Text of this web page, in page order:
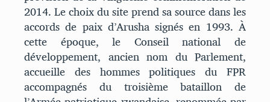
2014. Le choix du site prend sa source dans les
accords de paix d’Arusha signés en 1993. À
cette époque, le Conseil national de
développement, ancien nom du Parlement,
accueille des hommes politiques du FPR
accompagnés du troisième bataillon de